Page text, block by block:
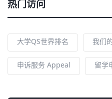
热门访问
大学QS世界排名 我们
申诉服务 Appeal 留学